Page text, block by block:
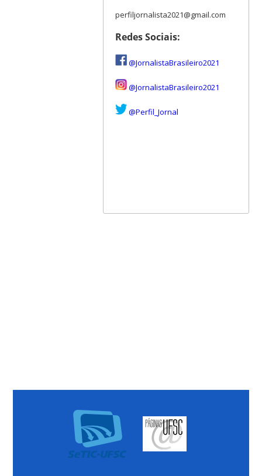
perfiljornalista2021@gmail.com
Redes Sociais:
@JornalistaBrasileiro2021
@JornalistaBrasileiro2021
@Perfil_Jornal